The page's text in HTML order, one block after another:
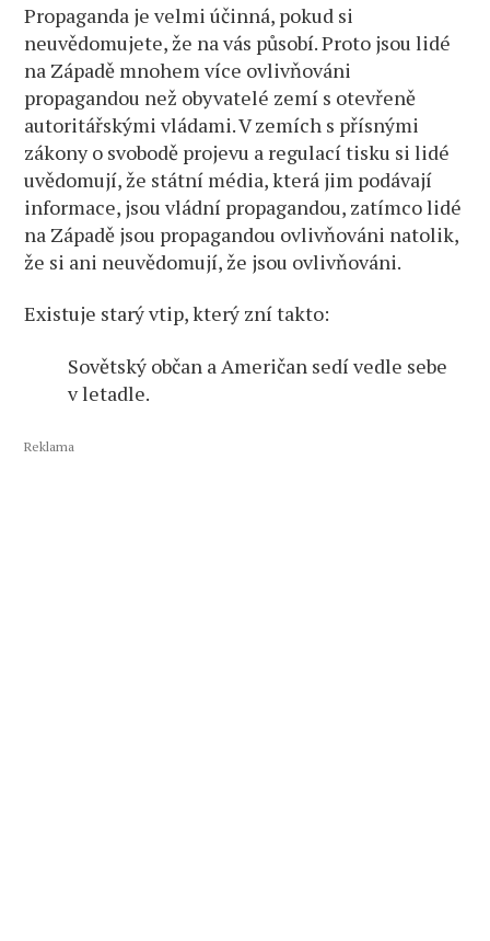
Propaganda je velmi účinná, pokud si
neuvědomujete, že na vás působí. Proto jsou lidé
na Západě mnohem více ovlivňováni
propagandou než obyvatelé zemí s otevřeně
autoritářskými vládami. V zemích s přísnými
zákony o svobodě projevu a regulací tisku si lidé
uvědomují, že státní média, která jim podávají
informace, jsou vládní propagandou, zatímco lidé
na Západě jsou propagandou ovlivňováni natolik,
že si ani neuvědomují, že jsou ovlivňováni.
Existuje starý vtip, který zní takto:
Sovětský občan a Američan sedí vedle sebe
v letadle.
Reklama